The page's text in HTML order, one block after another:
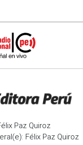
Paz Quiroz
Félix Paz Quiroz